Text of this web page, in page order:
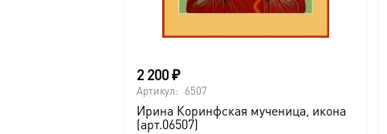
2 200₽
Артикул: 6507
Ирина Коринфская мученица, икона
(арт.06507)